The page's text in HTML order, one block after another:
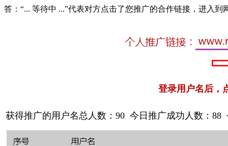
答：“... 等待中 ...”代表对方点击了您推广的合作链接，进入
登录用户名后，
获得推广的用户名总人数：90 今日推广成功人数：88